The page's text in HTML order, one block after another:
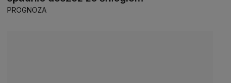
PROGNOZA